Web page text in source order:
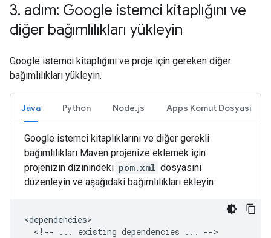
3. adım: Google istemci kitaplığını ve
diğer bağımlılıkları yükleyin
Google istemci kitaplığını ve proje için gereken diğer
bağımlılıkları yükleyin.
Java Python Node.js Apps Komut Dosyası
Google istemci kitaplıklarını ve diğer gerekli
bağımlılıkları Maven projenize eklemek için
projenizin dizinindeki pom.xml dosyasını
düzenleyin ve aşağıdaki bağımlılıkları ekleyin:
<!--
... existing dependencies ...